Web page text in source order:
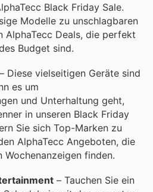
Black Friday Sale.
Modelle zu unschlagbaren
AlphaTecc Deals, die perfekt
Budget sind.
– Diese vielseitigen Geräte sind
es um
und Unterhaltung geht,
in unseren Black Friday
Sie sich Top-Marken zu
AlphaTecc Angeboten, die
Wochenanzeigen finden.
– Tauchen Sie ein